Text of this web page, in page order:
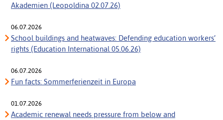
Akademien (Leopoldina 02.07.26)
06.07.2026
School buildings and heatwaves: Defending education workers’
rights (Education International 05.06.26)
06.07.2026
Fun facts: Sommerferienzeit in Europa
01.07.2026
Academic renewal needs pressure from below and